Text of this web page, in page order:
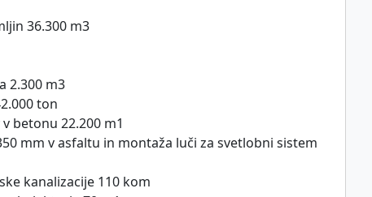
36.300 m3
2.300 m3
ton
betonu 22.200 m1
mm v asfaltu in montaža luči za svetlobni sistem
kanalizacije 110 kom